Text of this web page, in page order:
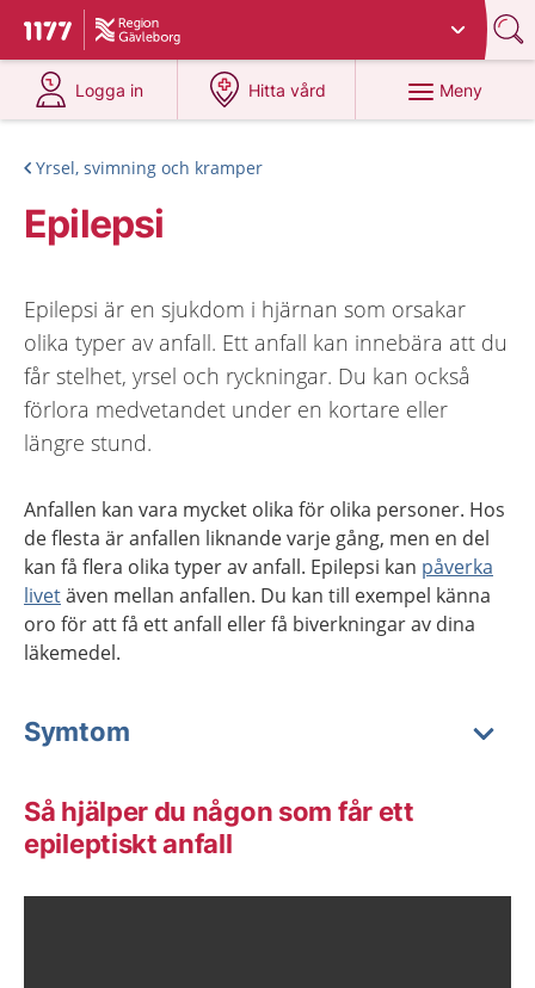
Till startsidan för 1177
Du har valt region
Logga in
på 1177.se
Hitta vård
på 1177.se
Meny
Yrsel, svimning och kramper
Epilepsi
Epilepsi är en sjukdom i hjärnan som orsakar
olika typer av anfall. Ett anfall kan innebära att du
får stelhet, yrsel och ryckningar. Du kan också
förlora medvetandet under en kortare eller
längre stund.
Anfallen kan vara mycket olika för olika personer. Hos
de flesta är anfallen liknande varje gång, men en del
kan få flera olika typer av anfall. Epilepsi kan påverka
livetäven mellan anfallen. Du kan till exempel känna
oro för att få ett anfall eller få biverkningar av dina
läkemedel.
Symtom
Så hjälper du någon som får ett
epileptiskt anfall